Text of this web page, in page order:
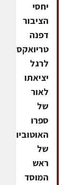
יחסי
הציבור
דפנה
טריואקס,
לרגל
יציאתו
לאור
של
ספרו
האוטוביוגרפי
של
ראש
המוסד